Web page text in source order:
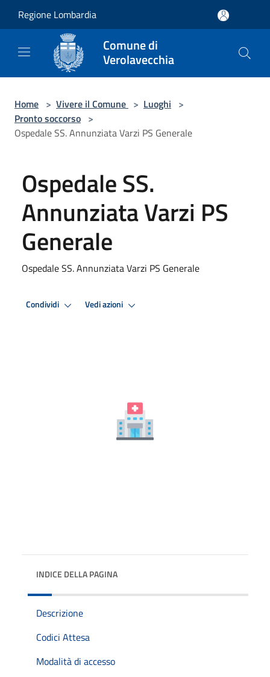
Regione Lombardia
Comune di
Verolavecchia
Home > Vivere il Comune > Luoghi >
Pronto soccorso >
Ospedale SS. Annunziata Varzi PS Generale
Ospedale SS.
Annunziata Varzi PS
Generale
Ospedale SS. Annunziata Varzi PS Generale
Condividi Vedi azioni
INDICE DELLA PAGINA
Descrizione
Codici Attesa
Modalità di accesso